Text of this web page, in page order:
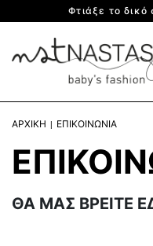
Φτιάξε το
ΑΡΧΙΚΗ ΕΠΙΚΟΙΝΩΝΙΑ
ΘΑ ΜΑΣ ΒΡΕΙΤΕ